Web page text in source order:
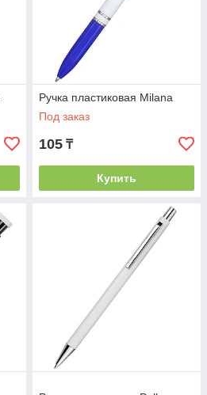
Ручка пластиковая Milana
Под заказ
105 ₸
Купить